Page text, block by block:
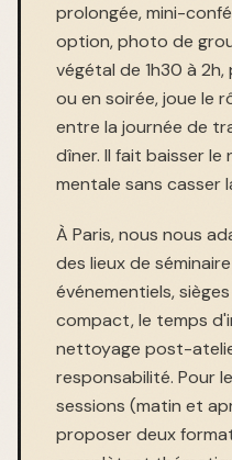
prolongée, mini-
option, photo de
végétal de 1h30 à
ou en soirée, joue le
entre la journée de
dîner. Il fait baisser le
mentale sans casser
À Paris, nous nous
des lieux de
événementiels,
compact, le temps
nettoyage post-
responsabilité. Pour
sessions (matin et
proposer deux